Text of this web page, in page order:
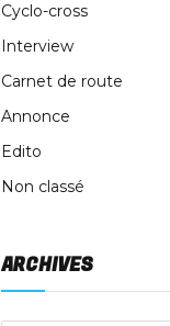
Cyclo-cross
Interview
Carnet de route
Annonce
Edito
Non classé
ARCHIVES